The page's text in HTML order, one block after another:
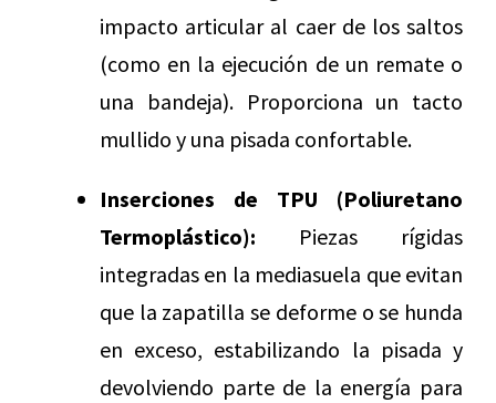
impacto articular al caer de los saltos
(como en la ejecución de un remate o
una bandeja). Proporciona un tacto
mullido y una pisada confortable.
Inserciones de TPU (Poliuretano
Termoplástico): Piezas rígidas
integradas en la mediasuela que evitan
que la zapatilla se deforme o se hunda
en exceso, estabilizando la pisada y
devolviendo parte de la energía para